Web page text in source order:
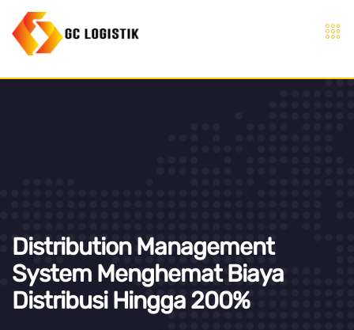
Distribution Management
System Menghemat Biaya
Distribusi Hingga 200%